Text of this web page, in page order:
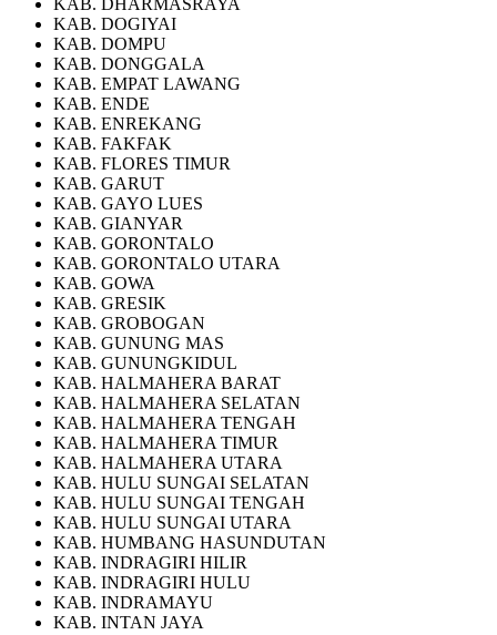
KAB. DOGIYAI
KAB. DOMPU
KAB. DONGGALA
KAB. EMPAT LAWANG
KAB. ENDE
KAB. ENREKANG
KAB. FAKFAK
KAB. FLORES TIMUR
KAB. GARUT
KAB. GAYO LUES
KAB. GIANYAR
KAB. GORONTALO
KAB. GORONTALO UTARA
KAB. GOWA
KAB. GRESIK
KAB. GROBOGAN
KAB. GUNUNG MAS
KAB. GUNUNGKIDUL
KAB. HALMAHERA BARAT
KAB. HALMAHERA SELATAN
KAB. HALMAHERA TENGAH
KAB. HALMAHERA TIMUR
KAB. HALMAHERA UTARA
KAB. HULU SUNGAI SELATAN
KAB. HULU SUNGAI TENGAH
KAB. HULU SUNGAI UTARA
KAB. HUMBANG HASUNDUTAN
KAB. INDRAGIRI HILIR
KAB. INDRAGIRI HULU
KAB. INDRAMAYU
KAB. INTAN JAYA